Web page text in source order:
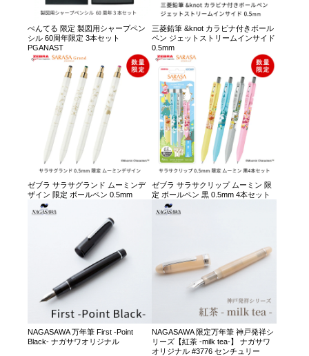
ぺんてる 限定 製図用シャープペン
シル 60周年限定 3本セット
PGANAST
三菱鉛筆 &knot カラビナ付きボール
ペン ジェットストリームインサイド
0.5mm
ゼブラ サラサグランド ムーミンデ
ザイン 限定 ボールペン 0.5mm
ゼブラ サラサクリップ ムーミン 限
定 ボールペン 黒 0.5mm 4本セット
NAGASAWA 万年筆 First -Point
Black- ナガサワオリジナル
NAGASAWA 限定万年筆 神戸発祥シ
リーズ【紅茶 -milk tea-】 ナガサワ
オリジナル #3776 センチュリー